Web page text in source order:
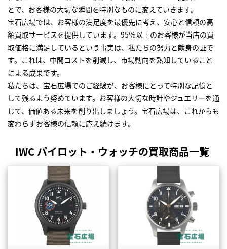
とで、お客様の大切な瞬間を特別なものに変えていきます。
宝石広場では、お客様の満足度を最優先に考え、安心と信頼の高
額買取サービスを提供しています。95％以上のお客様が当店の買
取価格に満足しているという事実は、私たちの努力と献身の証で
す。これは、中間コストを削減し、市場動向を熟知していること
による成果です。
私たちは、宝石広場でのご経験が、お客様にとって特別な記憶と
して残るよう努めています。お客様の大切な時計やジュエリーを通
じて、価値ある未来を創り出しましょう。宝石広場は、これからも
変わらずお客様の信頼に応え続けます。
IWC パイロット・ウォッチの買取商品一覧